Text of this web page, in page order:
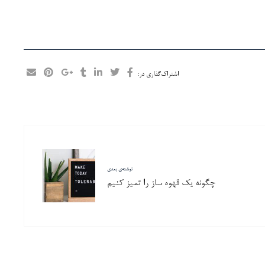
اشتراک‌گذاری در:
نوشته‌ی بعدی
چگونه یک قهوه ساز را تمیز کنیم